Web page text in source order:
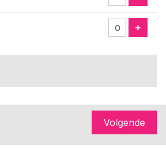
+
Volgende